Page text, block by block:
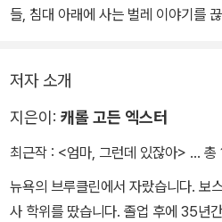
들, 침대 아래에 사는 벌레 이야기를
저자 소개
지은이: 캐롤 고든 엑스터
최근작 : <엄마, 그런데 있잖아> … 총
뉴욕의 브루클린에서 자랐습니다. 보
사 학위를 땄습니다. 졸업 후에 35년